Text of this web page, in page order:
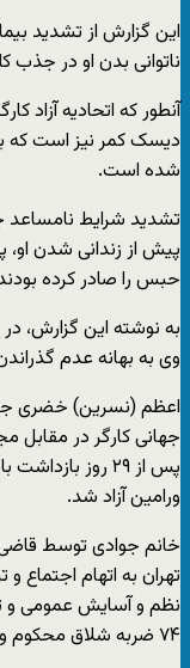
این گزارش از تشدید
ناتوانی بدن او در
آنطور که اتحادیه آزاد
دیسک کمر نیز است که
شده است.
تشدید شرایط
پیش از زندانی شدن
حبس را صادر کرده
به نوشته این گزارش،
وی به بهانه عدم
پس از ۲۹ روز
ورامین آزاد شد.
تهران به اتهام اجتماع
۷۴ ضربه شلاق محکوم و این حکم در دادگاه تجدیدنظر تأیید شد.